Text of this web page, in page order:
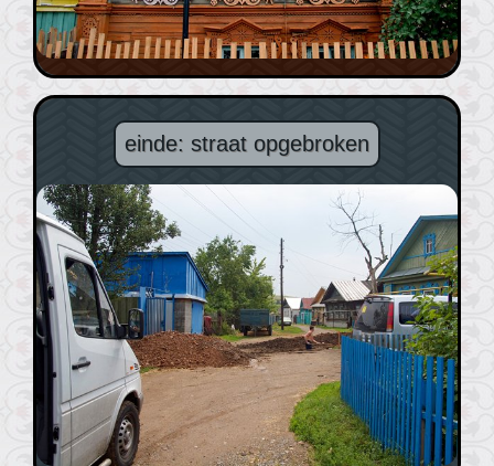
einde: straat opgebroken